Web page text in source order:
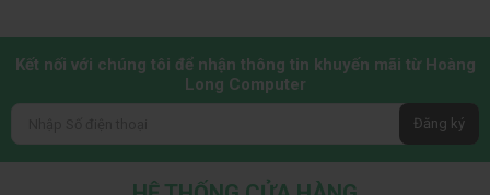
Kết nối với chúng tôi để nhận thông tin khuyến mãi từ Hoàng
Long Computer
Đăng ký